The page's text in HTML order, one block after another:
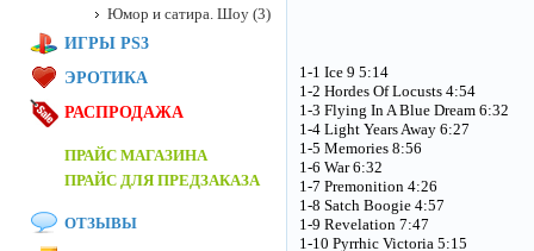
1-1 Ice 9 5:14
1-2 Hordes Of Locusts 4:54
1-3 Flying In A Blue Dream 6:32
1-4 Light Years Away 6:27
1-5 Memories 8:56
1-6 War 6:32
1-7 Premonition 4:26
1-8 Satch Boogie 4:57
1-9 Revelation 7:47
1-10 Pyrrhic Victoria 5:15
Юмор и сатира. Шоу (3)
ИГРЫ PS3
ЭРОТИКА
РАСПРОДАЖА
ПРАЙС МАГАЗИНА
ПРАЙС ДЛЯ ПРЕДЗАКАЗА
ОТЗЫВЫ